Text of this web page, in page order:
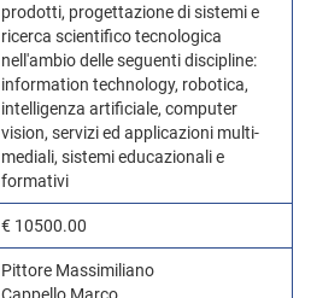
prodotti, progettazione di sistemi e
ricerca scientifico tecnologica
nell'ambio delle seguenti discipline:
information technology, robotica,
intelligenza artificiale, computer
vision, servizi ed applicazioni multi-
mediali, sistemi educazionali e
formativi
€ 10500.00
Pittore Massimiliano